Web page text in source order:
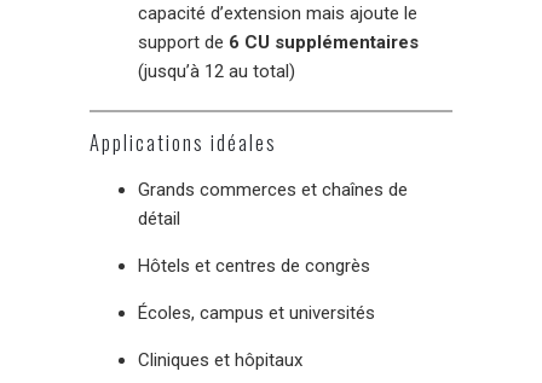
capacité d’extension mais ajoute le
support de 6 CU supplémentaires
(jusqu’à 12 au total)
Applications idéales
Grands commerces et chaînes de
détail
Hôtels et centres de congrès
Écoles, campus et universités
Cliniques et hôpitaux